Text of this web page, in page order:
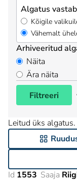
Algatus
Kõigile
Vähemalt
Arhiveeritud
Näita
Ära näita
Filtreeri
Leitud üks algatus.
Id 1553 Saaja